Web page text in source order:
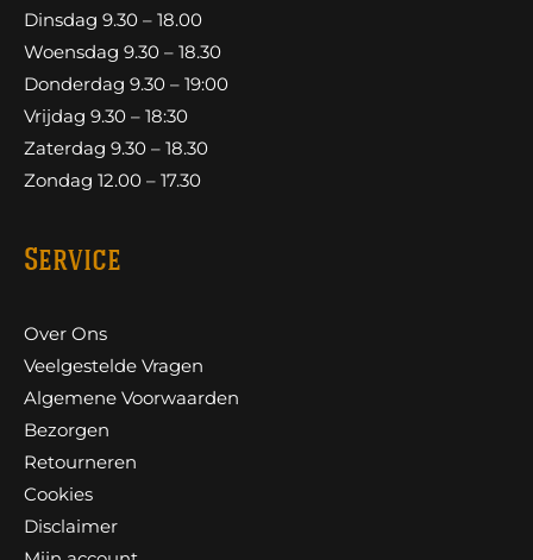
Dinsdag 9.30 – 18.00
Woensdag 9.30 – 18.30
Donderdag 9.30 – 19:00
Vrijdag 9.30 – 18:30
Zaterdag 9.30 – 18.30
Zondag 12.00 – 17.30
Service
Over Ons
Veelgestelde Vragen
Algemene Voorwaarden
Bezorgen
Retourneren
Cookies
Disclaimer